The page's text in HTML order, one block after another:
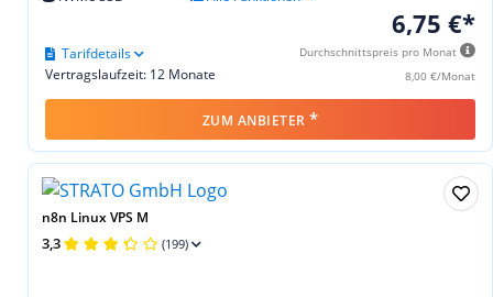
6,75 €*
Durchschnittspreis pro Monat
8,00 €/Monat
Vertragslaufzeit: 12 Monate
Tarifdetails
ZUM ANBIETER *
n8n Linux VPS M
3,3 (199)